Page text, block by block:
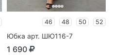
46 48 50 52
Юбка арт. ШЮ116-7
1 690